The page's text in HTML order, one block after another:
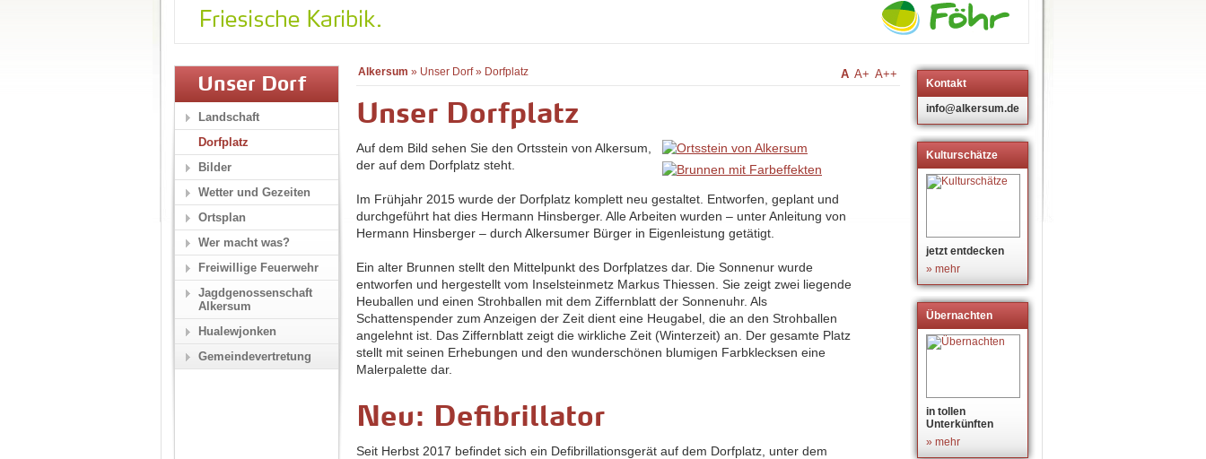
Alkersum » Unser Dorf» Dorfplatz A A+ A++
Unser Dorfplatz
Auf dem Bild sehen Sie den Ortsstein von Alkersum,
der auf dem Dorfplatz steht.
Im Frühjahr 2015 wurde der Dorfplatz komplett neu gestaltet. Entworfen, geplant und
durchgeführt hat dies Hermann Hinsberger. Alle Arbeiten wurden – unter Anleitung von
Hermann Hinsberger – durch Alkersumer Bürger in Eigenleistung getätigt.
Ein alter Brunnen stellt den Mittelpunkt des Dorfplatzes dar. Die Sonnenur wurde
entworfen und hergestellt vom Inselsteinmetz Markus Thiessen. Sie zeigt zwei liegende
Heuballen und einen Strohballen mit dem Ziffernblatt der Sonnenuhr. Als
Schattenspender zum Anzeigen der Zeit dient eine Heugabel, die an den Strohballen
angelehnt ist. Das Ziffernblatt zeigt die wirkliche Zeit (Winterzeit) an. Der gesamte Platz
stellt mit seinen Erhebungen und den wunderschönen blumigen Farbklecksen eine
Malerpalette dar.
Neu: Defibrillator
Seit Herbst 2017 befindet sich ein Defibrillationsgerät auf dem Dorfplatz, unter dem
Kontakt
info@alkersum.de
Kulturschätze
jetzt entdecken
» mehr
Übernachten
in tollen
Unterkünften
» mehr
Unser Dorf
Landschaft
Dorfplatz
Bilder
Wetter und Gezeiten
Ortsplan
Wer macht was?
Freiwillige Feuerwehr
Jagdgenossenschaft
Alkersum
Hualewjonken
Gemeindevertretung